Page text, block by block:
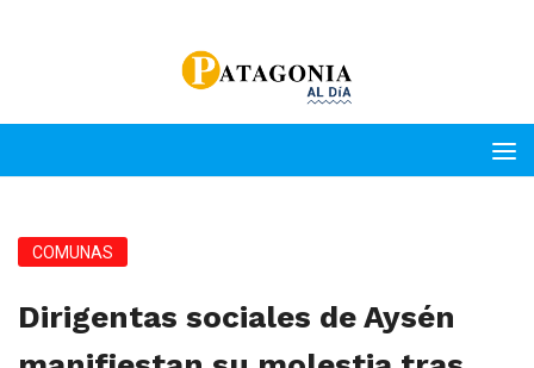
COMUNAS
Dirigentas sociales de Aysén